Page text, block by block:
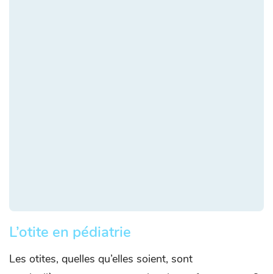
L’otite en pédiatrie
Les otites, quelles qu’elles soient, sont